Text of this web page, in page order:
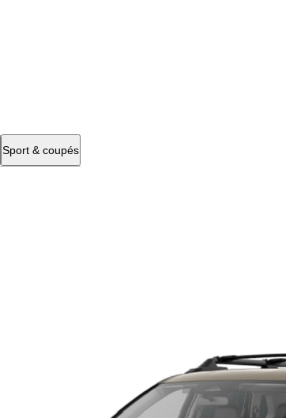
Sport & coupés